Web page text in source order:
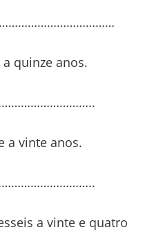
quinze anos.
a vinte anos.
a vinte e quatro